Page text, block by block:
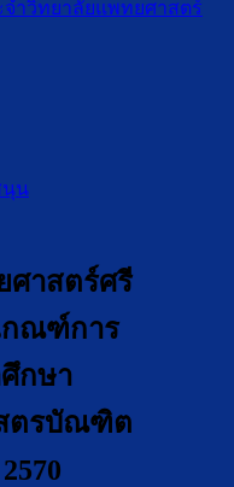
ำวิทยาลัยแพทยศาสตร์
นุน
าสตร์ศรี
กณฑ์การ
กษา
ตรบัณฑิต